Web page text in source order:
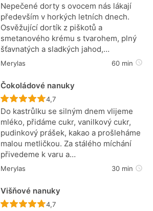
Nepečené dorty s ovocem nás lákají
především v horkých letních dnech.
Osvěžující dortík z piškotů a
smetanového krému s tvarohem, plný
šťavnatých a sladkých jahod,…
Merylas 60 min
Čokoládové nanuky
Recept ještě nebyl hodnocen
4,7
Do kastrůlku se silným dnem vlijeme
mléko, přidáme cukr, vanilkový cukr,
pudinkový prášek, kakao a prošleháme
malou metličkou. Za stálého míchání
přivedeme k varu a…
Merylas 30 min
Višňové nanuky
Recept ještě nebyl hodnocen
4,7